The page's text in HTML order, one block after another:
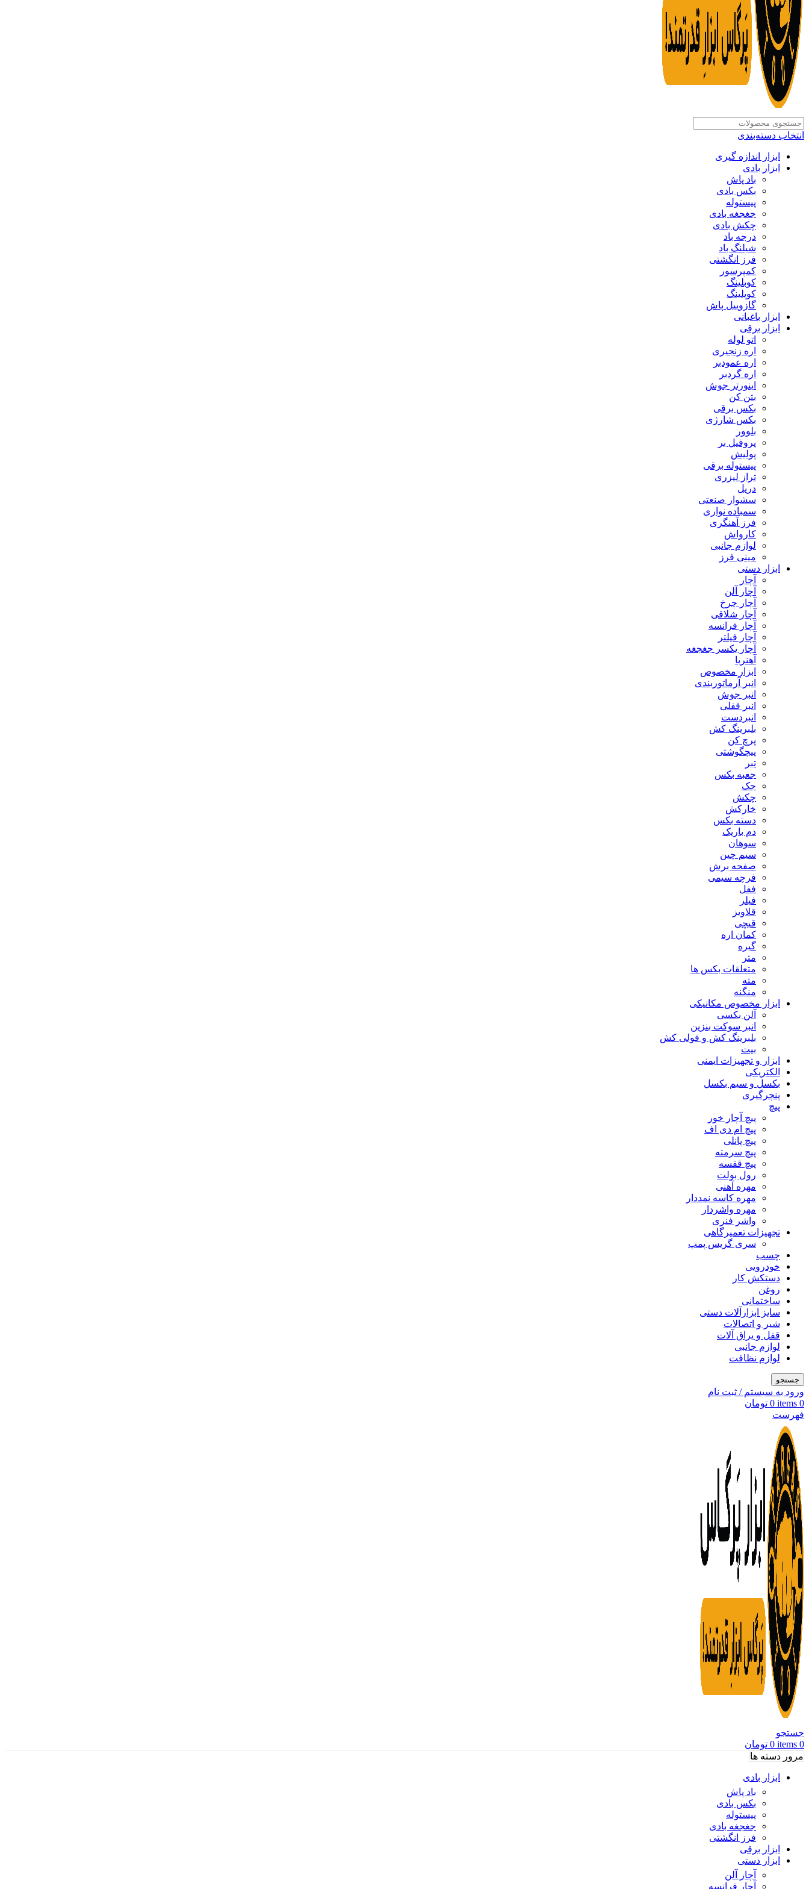
انتخاب دسته‌بندی
ابزار اندازه گیری
ابزار بادی
باد پاش
بکس بادی
پیستوله
جغجغه بادی
چکش بادی
درجه باد
شیلنگ باد
فرز انگشتی
کمپرسور
کوبلینگ
کوپلینگ
گازوییل پاش
ابزار باغبانی
ابزار برقی
اتو لوله
اره زنجیری
اره عمودبر
اره گردبر
اینورتر جوش
بتن کن
بکس برقی
بکس شارژی
بلوور
پروفیل بر
پولیش
پیستوله برقی
تراز لیزری
دریل
سشوار صنعتی
سمباده نواری
فرز آهنگری
کارواش
لوازم جانبی
مینی فرز
ابزار دستی
آچار
آچار آلن
آچار چرخ
آچار شلاقی
آچار فرانسه
آچار فیلتر
آچار یکسر جغجغه
آهنربا
ابزار مخصوص
انبر آرماتوربندی
انبر جوش
انبر قفلی
انبردست
بلبرینگ کش
پرچ کن
پیچگوشتی
تبر
جعبه بکس
جک
چکش
خارکش
دسته بکس
دم باریک
سوهان
سیم چین
صفحه برش
فرچه سیمی
ففل
فیلر
قلاویز
قیچی
کمان اره
گیره
متر
متعلقات بکس ها
مته
منگنه
ابزار مخصوص مکانیکی
آلن بکسی
انبر سوکت بنزین
بلبرینگ کش و فولی کش
بیت
ابزار و تجهیزات ایمنی
الکتریکی
بکسل و سیم بکسل
پنچرگیری
پیچ
پیچ آچار خور
پیچ ام دی اف
پیچ پانلی
پیچ سرمته
پیچ قفسه
رول بولت
مهره آهنی
مهره کاسه نمددار
مهره واشردار
واشر فنری
تجهیزات تعمیرگاهی
سری گریس پمپ
چسب
خودرویی
دستکش کار
روغن
ساختمانی
سایز ابزارآلات دستی
شیر و اتصالات
قفل و یراق آلات
لوازم جانبی
لوازم نظافت
جستجو
ورود به سیستم / ثبت نام
0
items
0 تومان
فهرست
جستجو
0
items
0 تومان
مرور دسته ها
ابزار بادی
باد پاش
بکس بادی
پیستوله
جغجغه بادی
فرز انگشتی
ابزار برقی
ابزار دستی
آچار آلن
آچار فرانسه